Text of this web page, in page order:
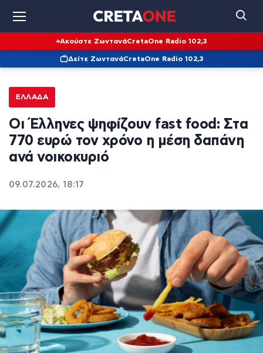
Ακούστε ΖωντανάCretaOne Radio 102,3
Δείτε ΖωντανάCretaOne Radio 102,3
ΕΛΛΆΔΑ
Οι Έλληνες ψηφίζουν fast food: Στα
770 ευρώ τον χρόνο η μέση δαπάνη
ανά νοικοκυριό
09.07.2026, 18:17